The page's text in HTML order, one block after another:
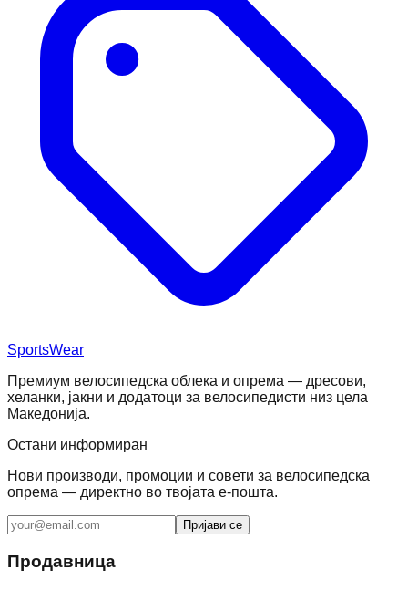
SportsWear
Премиум велосипедска облека и опрема — дресови,
хеланки, јакни и додатоци за велосипедисти низ цела
Македонија.
Остани информиран
Нови производи, промоции и совети за велосипедска
опрема — директно во твојата е-пошта.
Пријави се
Продавница